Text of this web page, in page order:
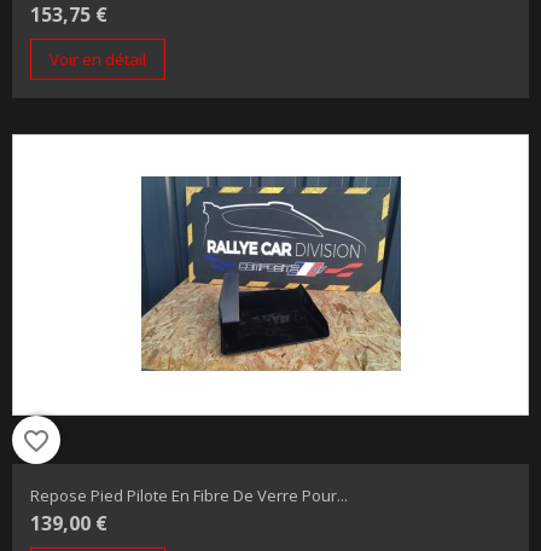
153,75 €
Voir en détail
favorite_border
Repose Pied Pilote En Fibre De Verre Pour...
139,00 €